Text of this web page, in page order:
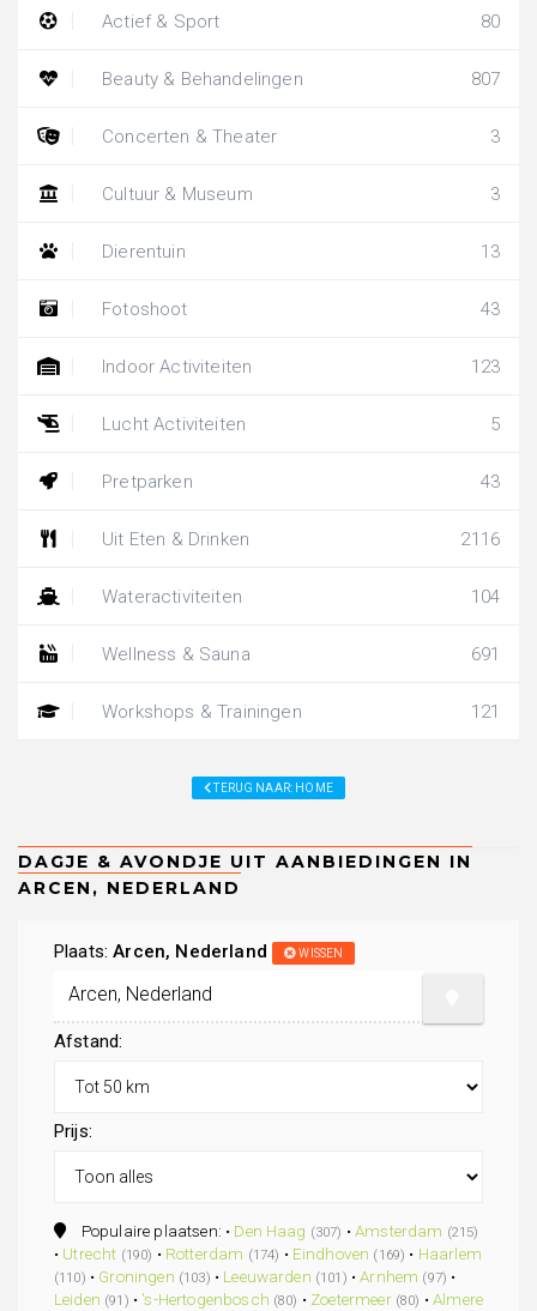
Actief & Sport 80
Beauty & Behandelingen 807
Concerten & Theater 3
Cultuur & Museum 3
Dierentuin 13
Fotoshoot 43
Indoor Activiteiten 123
Lucht Activiteiten 5
Pretparken 43
Uit Eten & Drinken 2116
Wateractiviteiten 104
Wellness & Sauna 691
Workshops & Trainingen 121
TERUG NAAR: HOME
Plaats:Arcen, Nederland WISSEN
Afstand:
Prijs:
Populaire plaatsen: • Den Haag (307) •Amsterdam (215)
• Utrecht (190) • Rotterdam (174) • Eindhoven (169) • Haarlem
(110) • Groningen (103) • Leeuwarden (101) •Arnhem (97) •
Leiden (91) • 's-Hertogenbosch (80) • Zoetermeer (80) •Almere